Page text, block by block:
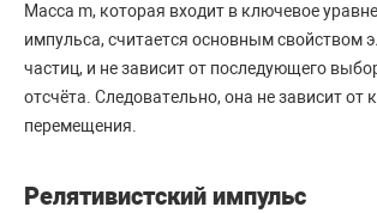
Масса m, которая входит в ключевое
импульса, считается основным свойством
частиц, и не зависит от последующего
отсчёта. Следовательно, она не зависит от
перемещения.
Релятивистский импульс